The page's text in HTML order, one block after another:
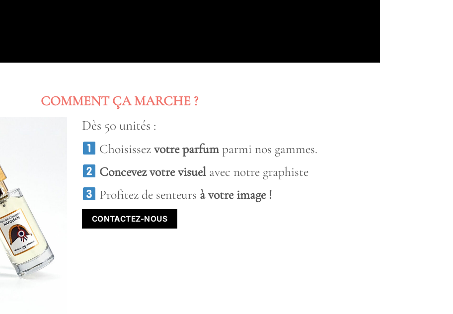
COMMENT ÇA MARCHE ?
Dès 50 unités :
Choisissezvotre parfumparmi nos gammes.
Concevez votre visuel avec notre graphiste
Profitez de senteurs à votre image !
CONTACTEZ-NOUS